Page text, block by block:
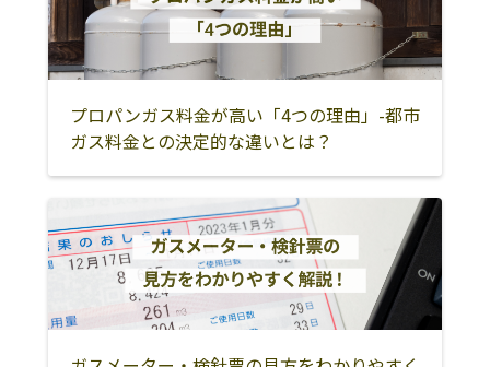
成田市 佐倉市
四街道市
八街市
印西市
白井市
富里市
香取市
銚子市
匝瑳市
印旛郡栄町
香取郡神崎町
香取郡東庄町
香取郡多古町
東金市
山武市
勝浦市
いすみ市
山武郡九十九里
山武郡横芝光町 山武郡芝山町
プロパンガス料金が高い「4つの理由」-都市
ガス料金との決定的な違いとは？